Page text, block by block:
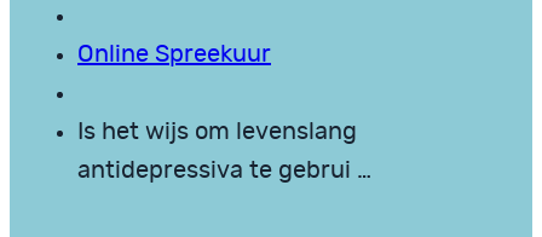
Online Spreekuur
Is het wijs om levenslang
antidepressiva te gebrui …